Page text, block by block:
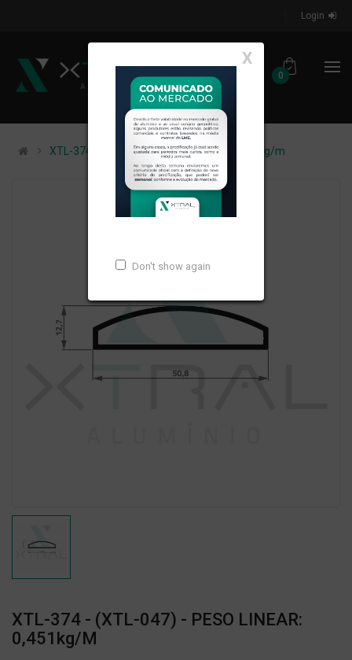
Login
0
X
Don't show again
XTL-374 - (XTL-047) - PESO LINEAR: 0,451kg/m
XTL-374 - (XTL-047) - PESO LINEAR:
0,451kg/m